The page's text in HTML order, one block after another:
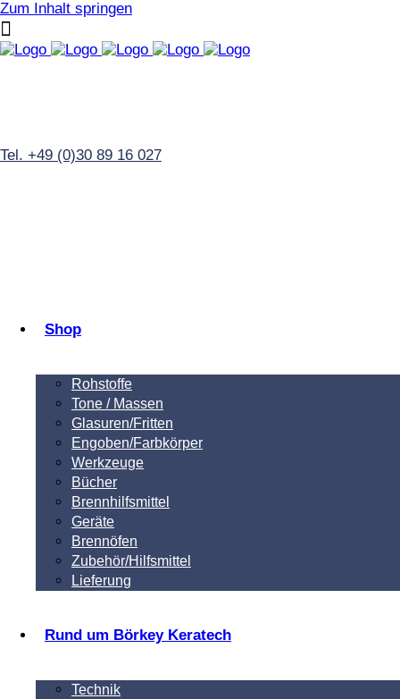
Zum Inhalt springen
Tel. +49 (0)30 89 16 027
Shop
Rohstoffe
Tone / Massen
Glasuren/Fritten
Engoben/Farbkörper
Werkzeuge
Bücher
Brennhilfsmittel
Geräte
Brennöfen
Zubehör/Hilfsmittel
Lieferung
Rund um Börkey Keratech
Technik